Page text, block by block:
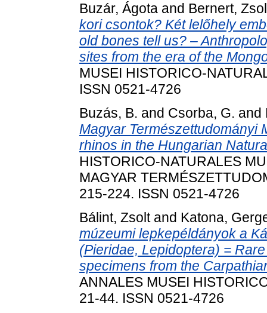
Buzár, Ágota and Bernert,
kori csontok? Két lelőhely
old bones tell us? –
sites from the era of the
MUSEI HISTORICO-
ISSN 0521-4726
Buzás, B. and Csorba, G. and
Magyar Természettudományi
rhinos in the Hungarian
HISTORICO-NATURALES
MAGYAR
215-224. ISSN 0521-4726
Bálint, Zsoltand Katona,
múzeumi lepkepéldányok a
(Pieridae, Lepidoptera) =
specimens from the
ANNALES MUSEI
21-44. ISSN 0521-4726